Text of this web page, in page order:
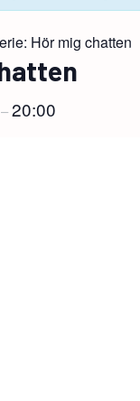
Hör mig chatten
–20:00